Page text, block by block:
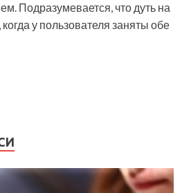
Подразумевается, что дуть на
когда у пользователя заняты обе